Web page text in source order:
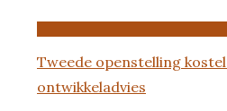
Tweede openstelling
ontwikkeladvies